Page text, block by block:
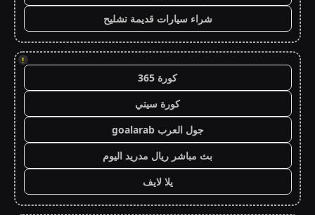
شراء سيارات قديمة تشليح
!
كورة 365
كورة سيتي
جول العرب goalarab
بث مباشر ريال مدريد اليوم
يلا لايف